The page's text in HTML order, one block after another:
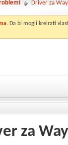
Driver za
. Da bi mogli kreirati
za